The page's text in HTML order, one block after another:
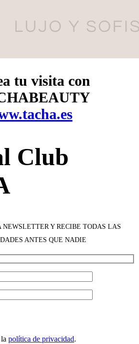
tu visita con
Club
NEWSLETTER Y RECIBE TODAS LAS
ANTES QUE NADIE
política de privacidad.